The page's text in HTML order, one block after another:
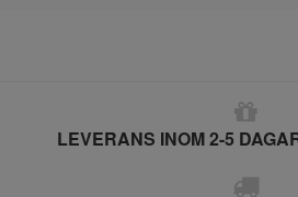
LEVERANS INOM 2-5